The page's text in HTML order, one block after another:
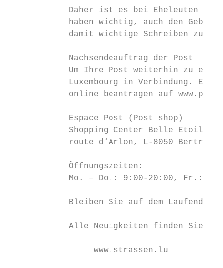
Daher ist es bei Eheleuten
haben wichtig, auch den
damit wichtige Schreiben
            Nachsendeauftrag der Post
Um Ihre Post weiterhin zu
Luxembourg in Verbindung.
online beantragen auf
            Espace Post (Post shop)
            Shopping Center Belle Etoile
            route d‘Arlon, L-8050 Bertrange
            Öffnungszeiten:
Mo. – Do.: 9:00-20:00, Fr.:
Bleiben Sie auf dem Laufenden
Alle Neuigkeiten finden Sie
www.strassen.lu